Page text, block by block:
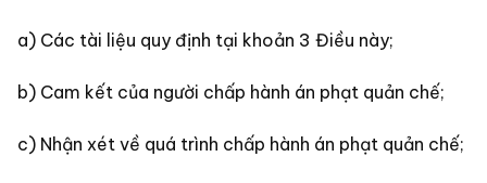
a) Các tài liệu quy định tại khoản 3 Điều này;
b) Cam kết của người chấp hành án phạt quản chế;
c) Nhận xét về quá trình chấp hành án phạt quản chế;